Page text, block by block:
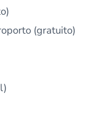
(gratuito)